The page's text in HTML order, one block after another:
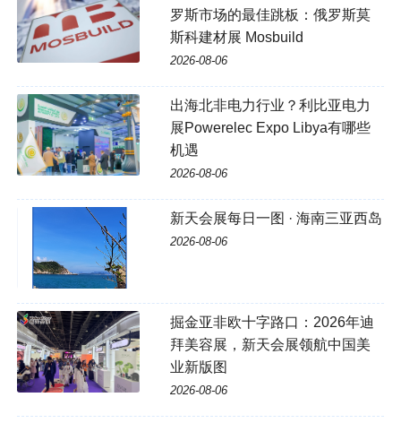
罗斯市场的最佳跳板：俄罗斯莫
斯科建材展 Mosbuild
2026-08-06
出海北非电力行业？利比亚电力
展Powerelec Expo Libya有哪些
机遇
2026-08-06
新天会展每日一图 · 海南三亚西岛
2026-08-06
掘金亚非欧十字路口：2026年迪
拜美容展，新天会展领航中国美
业新版图
2026-08-06